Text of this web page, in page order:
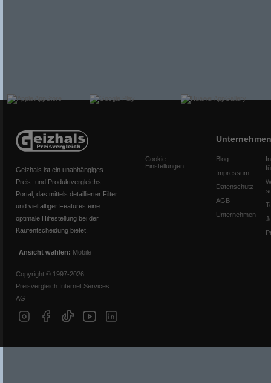
Geizhals ist ein unabhängiges
Preis- und Produktvergleichs-
Portal, das mittels detaillierter Filter
und vielfältiger Features eine
optimale Hilfestellung bei der
Kaufentscheidung bietet.
Ansicht wählen: Mobile
Copyright © 1997-2026
Preisvergleich Internet Services
AG
Cookie-
Einstellungen
Unternehmen
Blog
Impressum
Datenschutz
AGB
Unternehmen